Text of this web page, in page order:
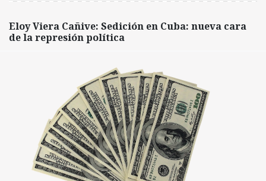
Eloy Viera Cañive: Sedición en Cuba: nueva cara
de la represión política